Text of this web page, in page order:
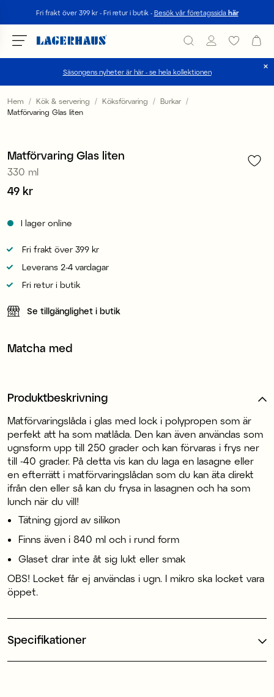
Fri frakt över 399 kr - Fri retur i butik - Besök vår företagssida här
Säsongens nyheter är här - se hela kollektionen
Välj språk / valuta
Hem Kök & servering Köksförvaring
Burkar
Matförvaring Glas liten
Matförvaring Glas liten
330 ml
Pris:49 kr
49 kr
I lager online
Fri frakt över 399 kr
Leverans 2-4 vardagar
Fri retur i butik
Se tillgänglighet i butik
Matcha med
Produktbeskrivning
Matförvaringslåda i glas med lock i polypropen som är
perfekt att ha som matlåda. Den kan även användas som
ugnsform upp till 250 grader och kan förvaras i frys ner
till -40 grader. På detta vis kan du laga en lasagne eller
en efterrätt i matförvaringslådan som du kan äta direkt
ifrån den eller så kan du frysa in lasagnen och ha som
lunch när du vill!
Tätning gjord av silikon
Finns även i 840 ml och i rund form
Glaset drar inte åt sig lukt eller smak
OBS! Locket får ej användas i ugn. I mikro ska locket vara
öppet.
Specifikationer